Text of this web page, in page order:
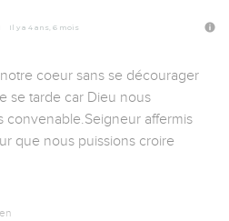
Il y a 4 ans, 6 mois
coeur sans se décourager
se tarde car Dieu nous
convenable.Seigneur affermis
que nous puissions croire